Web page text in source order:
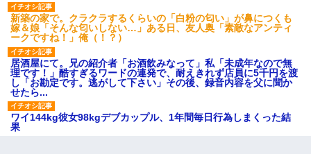
新築の家で。クラクラするくらいの「白粉の匂い」が鼻につくも
嫁＆娘「そんな匂いしない…」ある日、友人奥「素敵なアンティ
ークですね！」俺（！？）
居酒屋にて。兄の紹介者「お酒飲みなって」私「未成年なので無
理です！」酷すぎるワードの連発で、耐えきれず店員に5千円を渡
し「お勘定です。逃がして下さい」その後、録音内容を父に聞か
せたら...
ワイ144kg彼女98kgデブカップル、1年間毎日行為しまくった結
果